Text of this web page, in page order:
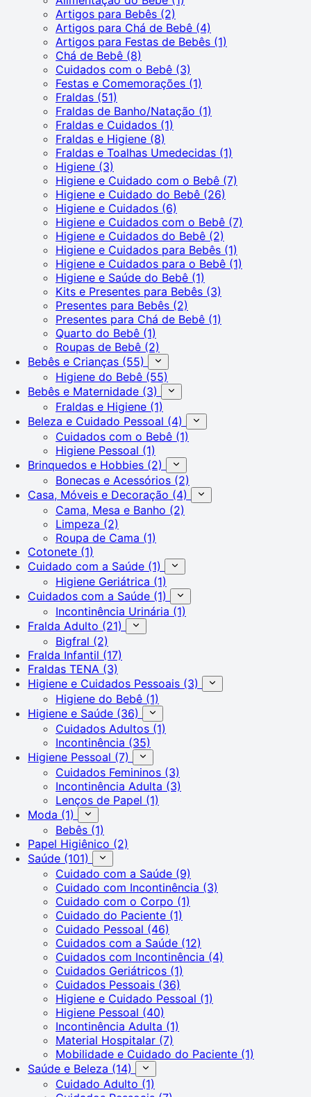
Artigos para Bebês (2)
Artigos para Chá de Bebê (4)
Artigos para Festas de Bebês (1)
Chá de Bebê (8)
Cuidados com o Bebê (3)
Festas e Comemorações (1)
Fraldas (51)
Fraldas de Banho/Natação (1)
Fraldas e Cuidados (1)
Fraldas e Higiene (8)
Fraldas e Toalhas Umedecidas (1)
Higiene (3)
Higiene e Cuidado com o Bebê (7)
Higiene e Cuidado do Bebê (26)
Higiene e Cuidados (6)
Higiene e Cuidados com o Bebê (7)
Higiene e Cuidados do Bebê (2)
Higiene e Cuidados para Bebês (1)
Higiene e Cuidados para o Bebê (1)
Higiene e Saúde do Bebê (1)
Kits e Presentes para Bebês (3)
Presentes para Bebês (2)
Presentes para Chá de Bebê (1)
Quarto do Bebê (1)
Roupas de Bebê (2)
Bebês e Crianças (55)
Higiene do Bebê (55)
Bebês e Maternidade (3)
Fraldas e Higiene (1)
Beleza e Cuidado Pessoal (4)
Cuidados com o Bebê (1)
Higiene Pessoal (1)
Brinquedos e Hobbies (2)
Bonecas e Acessórios (2)
Casa, Móveis e Decoração (4)
Cama, Mesa e Banho (2)
Limpeza (2)
Roupa de Cama (1)
Cotonete (1)
Cuidado com a Saúde (1)
Higiene Geriátrica (1)
Cuidados com a Saúde (1)
Incontinência Urinária (1)
Fralda Adulto (21)
Bigfral (2)
Fralda Infantil (17)
Fraldas TENA (3)
Higiene e Cuidados Pessoais (3)
Higiene do Bebê (1)
Higiene e Saúde (36)
Cuidados Adultos (1)
Incontinência (35)
Higiene Pessoal (7)
Cuidados Femininos (3)
Incontinência Adulta (3)
Lenços de Papel (1)
Moda (1)
Bebês (1)
Papel Higiênico (2)
Saúde (101)
Cuidado com a Saúde (9)
Cuidado com Incontinência (3)
Cuidado com o Corpo (1)
Cuidado do Paciente (1)
Cuidado Pessoal (46)
Cuidados com a Saúde (12)
Cuidados com Incontinência (4)
Cuidados Geriátricos (1)
Cuidados Pessoais (36)
Higiene e Cuidado Pessoal (1)
Higiene Pessoal (40)
Incontinência Adulta (1)
Material Hospitalar (7)
Mobilidade e Cuidado do Paciente (1)
Saúde e Beleza (14)
Cuidado Adulto (1)